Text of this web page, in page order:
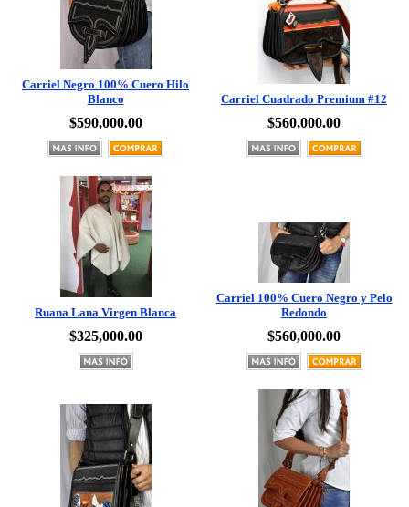
Carriel Negro 100% Cuero Hilo
Blanco
$590,000.00
Carriel Cuadrado Premium #12
$560,000.00
Ruana Lana Virgen Blanca
$325,000.00
Carriel 100% Cuero Negro y Pelo
Redondo
$560,000.00